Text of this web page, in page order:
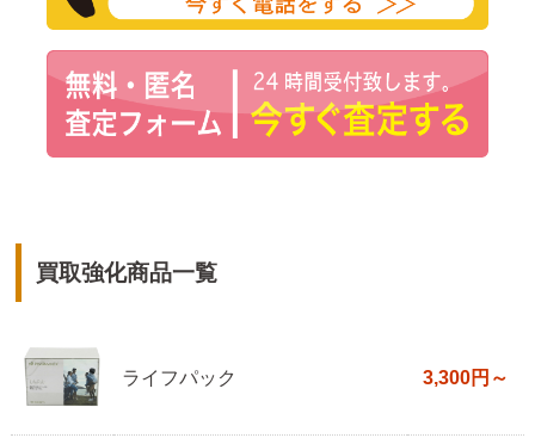
買取強化商品一覧
ライフパック 3,300円～